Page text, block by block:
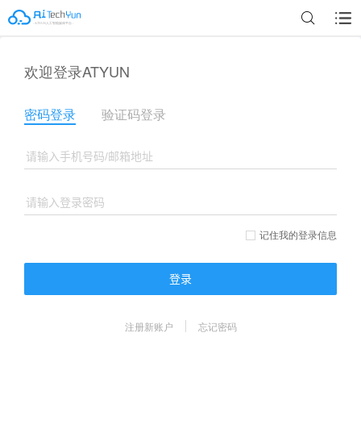
欢迎登录ATYUN
密码登录 验证码登录
记住我的登录信息
登录
注册新账户 忘记密码